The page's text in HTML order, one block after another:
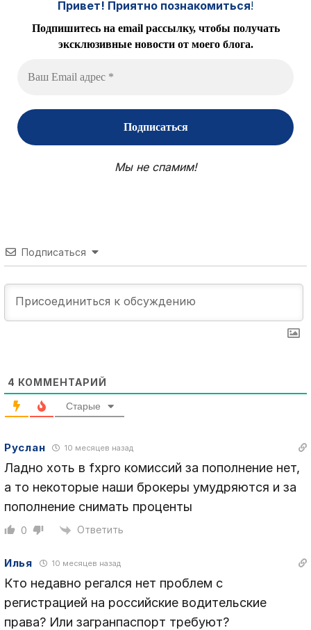
Привет! Приятно познакомиться!
Подпишитесь на email рассылку, чтобы получать
эксклюзивные новости от моего блога.
Мы не спамим!
Подписаться
4 КОММЕНТАРИЙ
Старые
Руслан 10 месяцев назад
Ладно хоть в fxpro комиссий за пополнение нет,
а то некоторые наши брокеры умудряются и за
пополнение снимать проценты
0 Ответить
Илья 10 месяцев назад
Кто недавно регался нет проблем с
регистрацией на российские водительские
права? Или загранпаспорт требуют?